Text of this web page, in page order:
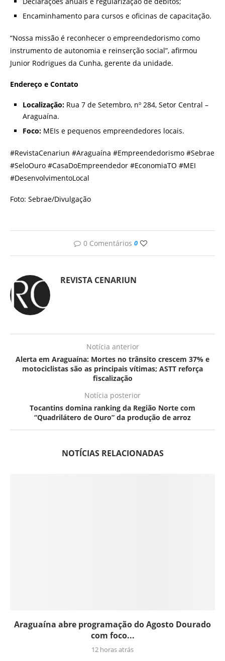
Encaminhamento para cursos e oficinas de capacitação.
“Nossa missão é reconhecer o empreendedorismo como
instrumento de autonomia e reinserção social”, afirmou
Junior Rodrigues da Cunha, gerente da unidade.
Endereço e Contato
Localização: Rua 7 de Setembro, nº 284, Setor Central –
Araguaína.
Foco: MEIs e pequenos empreendedores locais.
#RevistaCenariun #Araguaína #Empreendedorismo #Sebrae
#SeloOuro #CasaDoEmpreendedor #EconomiaTO #MEI
#DesenvolvimentoLocal
Foto: Sebrae/Divulgação
0 Comentários 0
REVISTA CENARIUN
Notícia anterior
Alerta em Araguaína: Mortes no trânsito crescem 37% e
motociclistas são as principais vítimas; ASTT reforça
fiscalização
Notícia posterior
Tocantins domina ranking da Região Norte com
“Quadrilátero de Ouro” da produção de arroz
NOTÍCIAS RELACIONADAS
Araguaína abre programação do Agosto Dourado
com foco...
12 horas atrás